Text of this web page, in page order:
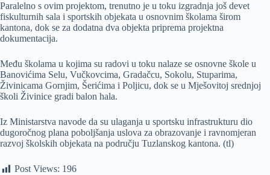
Paralelno s ovim projektom, trenutno je u toku izgradnja još devet
fiskulturnih sala i sportskih objekata u osnovnim školama širom
kantona, dok se za dodatna dva objekta priprema projektna
dokumentacija.
Među školama u kojima su radovi u toku nalaze se osnovne škole u
Banovićima Selu, Vučkovcima, Gradačcu, Sokolu, Stuparima,
Živinicama Gornjim, Šerićima i Poljicu, dok se u Mješovitoj srednjoj
školi Živinice gradi balon hala.
Iz Ministarstva navode da su ulaganja u sportsku infrastrukturu dio
dugoročnog plana poboljšanja uslova za obrazovanje i ravnomjeran
razvoj školskih objekata na području Tuzlanskog kantona. (tl)
Post Views: 196